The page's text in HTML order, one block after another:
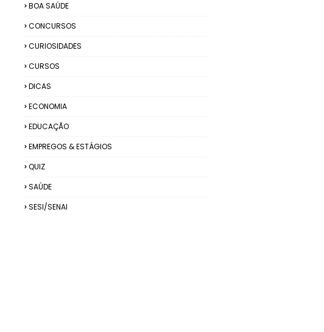
BOA SAÚDE
CONCURSOS
CURIOSIDADES
CURSOS
DICAS
ECONOMIA
EDUCAÇÃO
EMPREGOS & ESTÁGIOS
QUIZ
SAÚDE
SESI/SENAI